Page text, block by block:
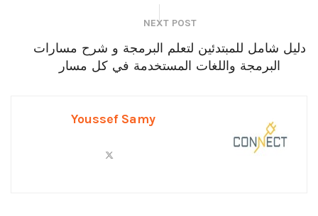
NEXT POST
دليل شامل للمبتدئين لتعلم البرمجة و شرح مسارات
البرمجة واللغات المستخدمة في كل مسار
Youssef Samy